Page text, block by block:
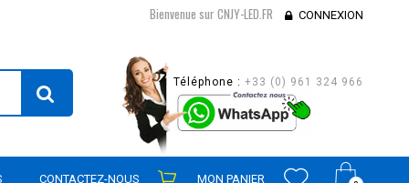
Bienvenue sur CNJY-LED.FR CONNEXION
Téléphone : +33 (0) 961 324 966
CONTACTEZ-NOUS MON PANIER